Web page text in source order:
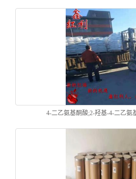
4-二乙氨基酮酸;2-羟基-4-二乙氨